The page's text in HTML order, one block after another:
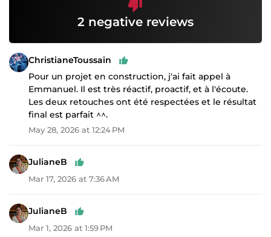
2 negative reviews
ChristianeToussain
Pour un projet en construction, j'ai fait appel à
Emmanuel. Il est très réactif, proactif, et à l'écoute.
Les deux retouches ont été respectées et le résultat
final est parfait ^^.
May 28, 2026 at 12:24 PM
JulianeB
Mar 17, 2026 at 7:36 AM
JulianeB
Mar 1, 2026 at 1:59 PM